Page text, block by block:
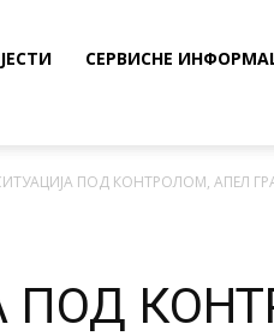
СЕРВИСНЕ
ПОД КОНТРОЛОМ, АПЕЛ
ПОД